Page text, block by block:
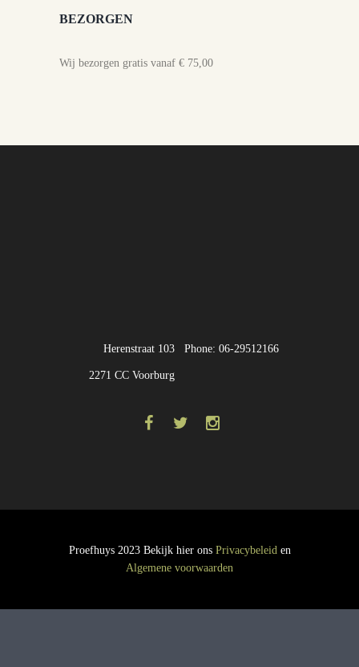
BEZORGEN
Wij bezorgen gratis vanaf € 75,00
Phone: 06-29512166
Herenstraat 103
2271 CC Voorburg
Proefhuys 2023 Bekijk hier ons Privacybeleiden
Algemene voorwaarden